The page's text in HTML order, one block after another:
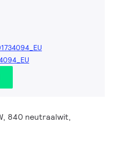
840 neutraalwit,